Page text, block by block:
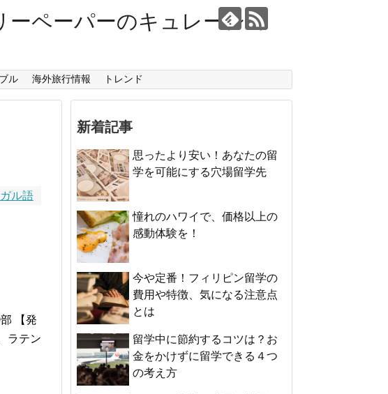
ーペーパーのキュレーショ
ル 海外旅行情報 トレンド
ル語
【発
ラテン
新着記事
思ったより安い！あなたの留
学を可能にする穴場留学先
憧れのハワイで、価格以上の
感動体験を！
今や定番！フィリピン留学の
費用や特徴、気になる注意点
とは
留学中に節約するコツは？お
金をかけずに留学できる４つ
の考え方